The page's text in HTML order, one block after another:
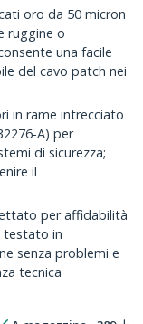
oro da 50 micron
ruggine o
una facile
del cavo patch nei
in rame intrecciato
A) per
di sicurezza;
il
per affidabilità
testato in
senza problemi e
tecnica